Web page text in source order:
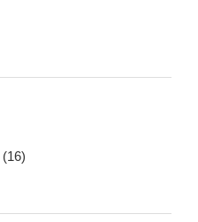
(16)